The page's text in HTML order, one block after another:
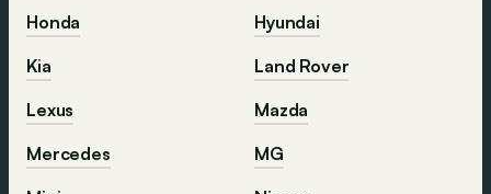
Honda
Hyundai
Kia
Land Rover
Lexus
Mazda
Mercedes
MG